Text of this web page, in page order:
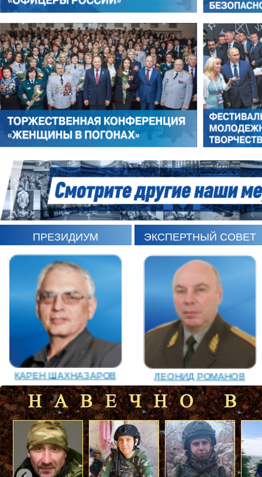
ПРЕЗИДИУМ
РОМАН ШКУРЛАТОВ
ИГОРЬ ШЕВЧУК
КАРЕН ШАХНАЗАРОВ
ЭКСПЕРТНЫЙ СОВЕТ
ВЛАДИМИР СЕМЕРДА
СЕРГЕЙ САМИНСКИЙ
ЛЕОНИД РОМАНОВ